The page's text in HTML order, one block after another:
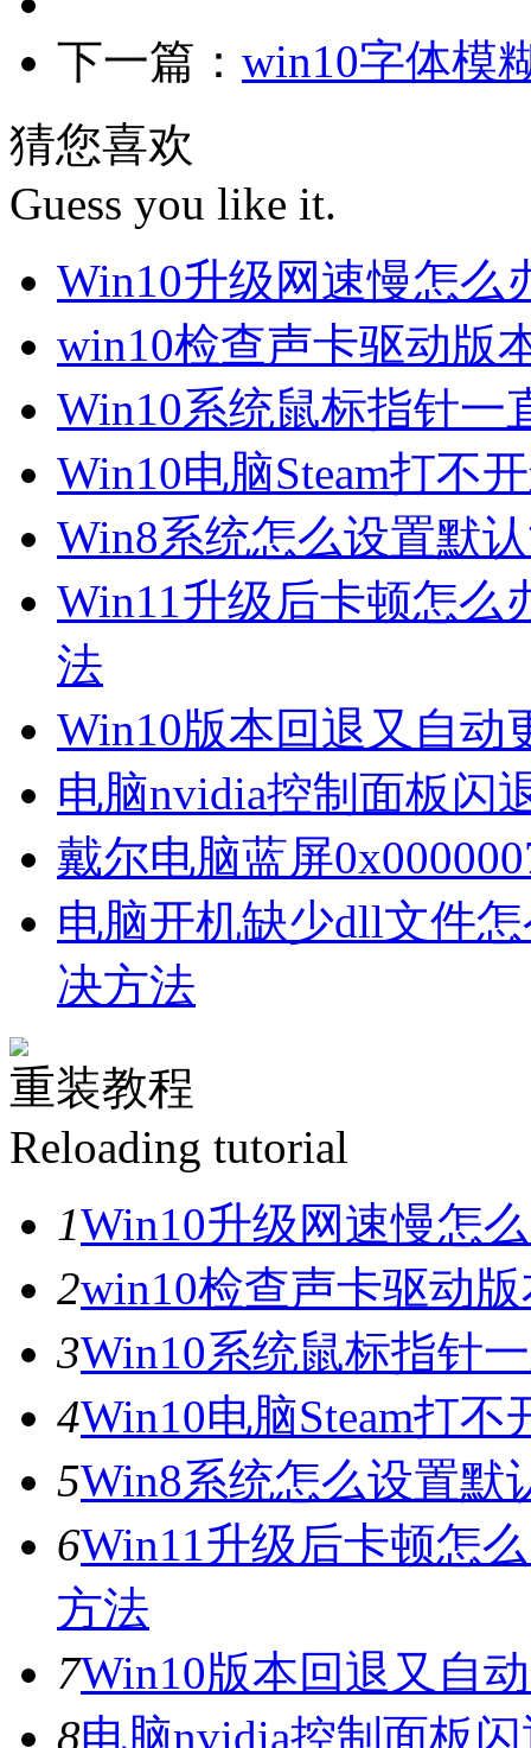
下一篇： win10字体模
猜您喜欢
Guess you like it.
Win10升级网速慢怎么
win10检查声卡驱动版
Win10系统鼠标指针一
Win10电脑Steam打不
Win8系统怎么设置默
Win11升级后卡顿怎么
法
Win10版本回退又自动
电脑nvidia控制面板闪
戴尔电脑蓝屏
电脑开机缺少dll文件
决方法
重装教程
Reloading tutorial
1Win10升级网速慢怎
2win10检查声卡驱动
3Win10系统鼠标指针
4Win10电脑Steam打
5Win8系统怎么设置默
6Win11升级后卡顿怎
方法
7Win10版本回退又自
8电脑nvidia控制面板